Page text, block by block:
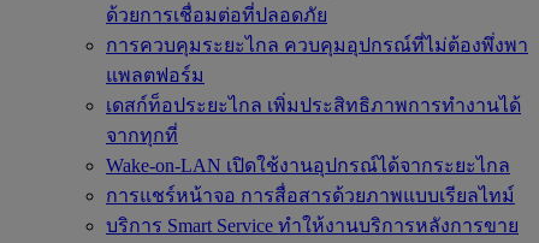
ด้วยการเชื่อมต่อที่ปลอดภัย
การควบคุมระยะไกล ควบคุมอุปกรณ์ที่ไม่ต้องพึ่งพา
แพลตฟอร์ม
เดสก์ท็อประยะไกล เพิ่มประสิทธิภาพการทำงานได้
จากทุกที่
Wake-on-LAN เปิดใช้งานอุปกรณ์ได้จากระยะไกล
การแชร์หน้าจอ การสื่อสารด้วยภาพแบบเรียลไทม์
บริการ Smart Service ทำให้งานบริการหลังการขาย